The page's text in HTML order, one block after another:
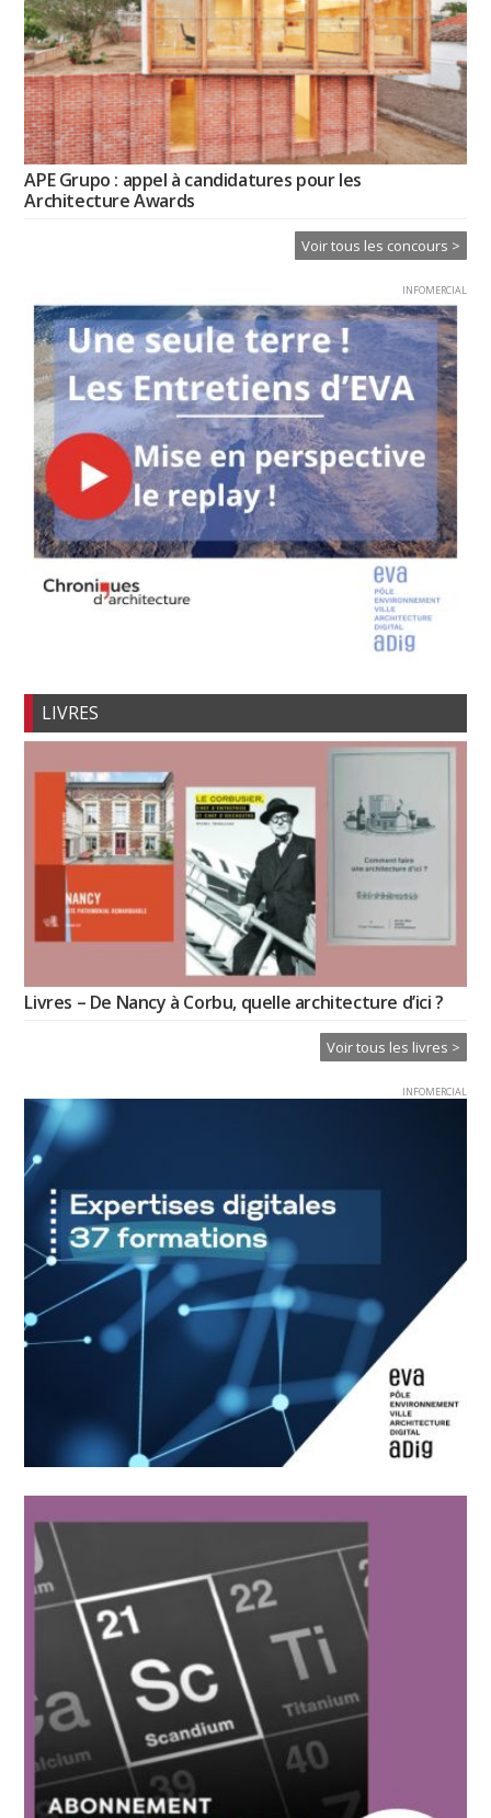
APE Grupo : appel à candidatures pour les
Architecture Awards
Voir tous les concours >
INFOMERCIAL
LIVRES
Livres – De Nancy à Corbu, quelle architecture d’ici ?
Voir tous les livres >
INFOMERCIAL